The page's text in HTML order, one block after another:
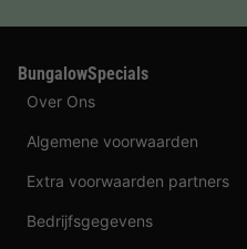
BungalowSpecials
Over Ons
Algemene voorwaarden
Extra voorwaarden partners
Bedrijfsgegevens